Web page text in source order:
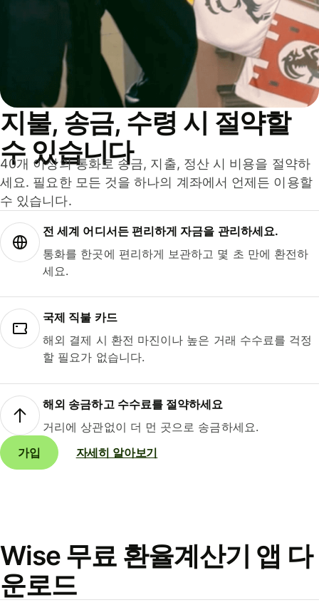
지불, 송금, 수령 시 절약할
수 있습니다
40개 이상의 통화로 송금, 지출, 정산 시 비용을 절약하
세요. 필요한 모든 것을 하나의 계좌에서 언제든 이용할
수 있습니다.
전 세계 어디서든 편리하게 자금을 관리하세요.
통화를 한곳에 편리하게 보관하고 몇 초 만에 환전하
세요.
국제 직불 카드
해외 결제 시 환전 마진이나 높은 거래 수수료를 걱정
할 필요가 없습니다.
해외 송금하고 수수료를 절약하세요
거리에 상관없이 더 먼 곳으로 송금하세요.
가입
자세히 알아보기
Wise 무료 환율계산기 앱 다
운로드